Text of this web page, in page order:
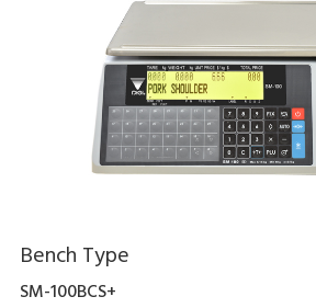
Bench Type
SM-100BCS+